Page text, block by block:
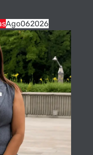
Ago062026